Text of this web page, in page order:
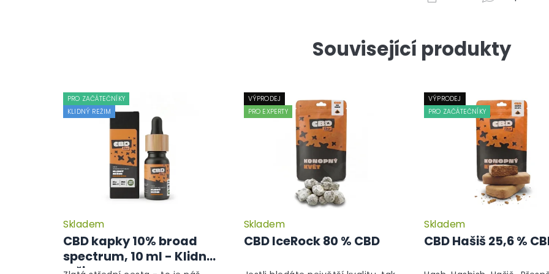
Související produkty
PRO ZAČÁTEČNÍKY
KLIDNÝ REŽIM
CBD kapky 10% broad
spectrum, 10 ml - Klidný
Skladem
VÝPRODEJ
PRO EXPERTY
CBD IceRock 80 % CBD
Průměrné
hodnocení
produktu
Skladem
VÝPRODEJ
PRO ZAČÁTEČNÍKY
CBD Hašiš 25,6 %
Skladem